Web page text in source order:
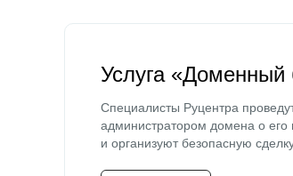
Услуга «Доменный
Специалисты Руцентра
администратором домена о
и организуют безопасную